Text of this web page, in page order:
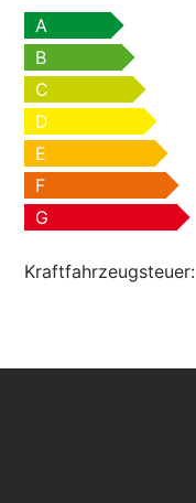
A
B
C
D
E
F
G
Kraftfahrzeugsteuer: